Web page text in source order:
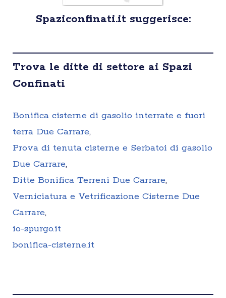
Spaziconfinati.it suggerisce:
Trova le ditte di settore ai Spazi
Confinati
Bonifica cisterne di gasolio interrate e fuori
terra Due Carrare,
Prova di tenuta cisterne e Serbatoi di gasolio
Due Carrare,
Ditte Bonifica Terreni Due Carrare,
Verniciatura e Vetrificazione Cisterne Due
Carrare,
io-spurgo.it
bonifica-cisterne.it